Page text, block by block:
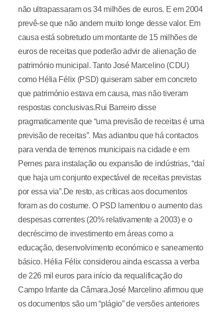
não ultrapassaram os 34 milhões de euros. E em 2004
prevê-se que não andem muito longe desse valor. Em
causa está sobretudo um montante de 15 milhões de
euros de receitas que poderão advir de alienação de
património municipal. Tanto José Marcelino (CDU)
como Hélia Félix (PSD) quiseram saber em concreto
que património estava em causa, mas não tiveram
respostas conclusivas.Rui Barreiro disse
pragmaticamente que “uma previsão de receitas é uma
previsão de receitas”. Mas adiantou que há contactos
para venda de terrenos municipais na cidade e em
Pernes para instalação ou expansão de indústrias, “daí
que haja um conjunto expectável de receitas previstas
por essa via”.De resto, as críticas aos documentos
foram as do costume. O PSD lamentou o aumento das
despesas correntes (20% relativamente a 2003) e o
decréscimo de investimento em áreas como a
educação, desenvolvimento económico e saneamento
básico. Hélia Félix considerou ainda escassa a verba
de 226 mil euros para início da requalificação do
Campo Infante da Câmara.José Marcelino afirmou que
os documentos são um “plágio” de versões anteriores